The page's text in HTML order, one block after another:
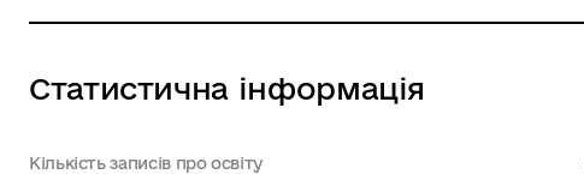
Статистична інформація
Кількість записів про освіту